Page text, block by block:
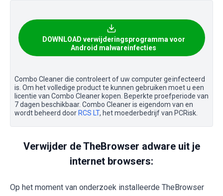
DOWNLOAD verwijderingsprogramma voor
Android malwareinfecties
Combo Cleaner die controleert of uw computer geïnfecteerd
is. Om het volledige product te kunnen gebruiken moet u een
licentie van Combo Cleaner kopen. Beperkte proefperiode van
7 dagen beschikbaar. Combo Cleaner is eigendom van en
wordt beheerd door RCS LT, het moederbedrijf van PCRisk.
Verwijder de TheBrowser adware uit je
internet browsers:
Op het moment van onderzoek installeerde TheBrowser